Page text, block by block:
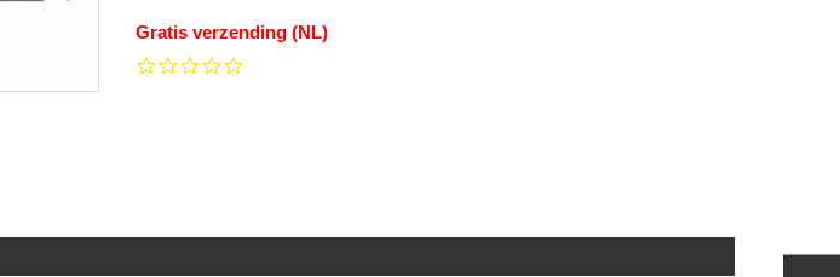
Gratis verzending (NL)